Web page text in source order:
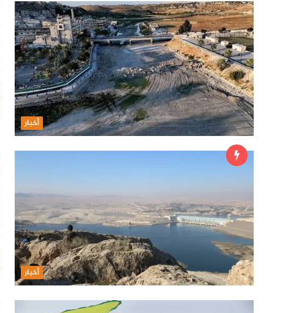
أخبار
أخبار